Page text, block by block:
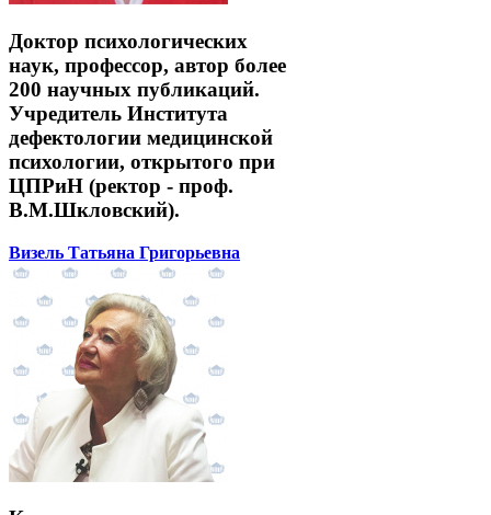
Доктор психологических
наук, профессор, автор более
200 научных публикаций.
Учредитель Института
дефектологии медицинской
психологии, открытого при
ЦПРиН (ректор - проф.
В.М.Шкловский).
Визель Татьяна Григорьевна